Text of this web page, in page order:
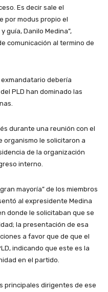
Es decir sale el
por modus propio el
guía, Danilo Medina”,
comunicación al termino de
debería
PLD han dominado las
durante una reunión con el
organismo le solicitaron a
de la organización
interno.
mayoría” de los miembros
al expresidente Medina
donde le solicitaban que se
la presentación de esa
a favor que de que el
indicando que este es la
en el partido.
principales dirigentes de ese